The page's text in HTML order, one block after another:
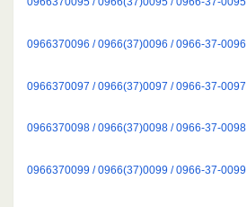
0966370096 / 0966(37)0096 / 0966-37-0096
0966370097 / 0966(37)0097 / 0966-37-0097
0966370098 / 0966(37)0098 / 0966-37-0098
0966370099 / 0966(37)0099 / 0966-37-0099